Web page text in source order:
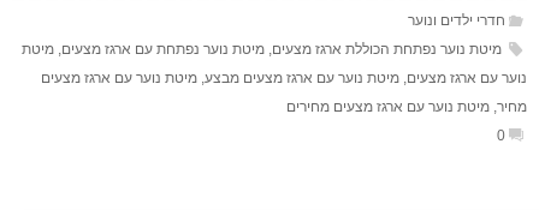
חדרי ילדים ונוער
מיטת נוער נפתחת הכוללת ארגז מצעים מיטת נוער נפתחת עם ארגז מצעים מיטת
נוער עם ארגז מצעים מיטת נוער עם ארגז מצעים מבצע מיטת נוער עם ארגז מצעים
מחיר מיטת נוער עם ארגז מצעים מחירים
0